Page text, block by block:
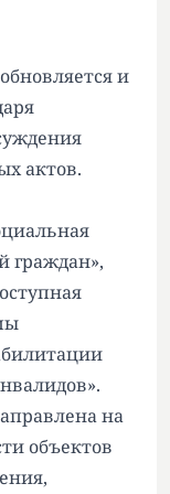
и
актов.
граждан»,
на
объектов